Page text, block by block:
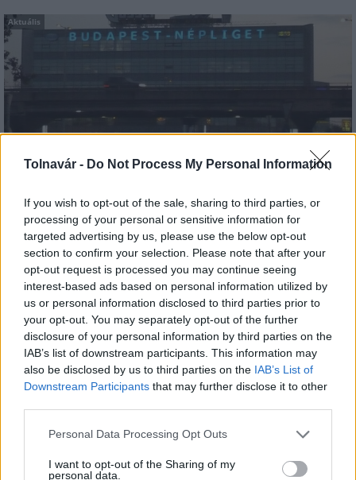
Tolnavár - Do Not Process My Personal Information
If you wish to opt-out of the sale, sharing to third parties, or
processing of your personal or sensitive information for
targeted advertising by us, please use the below opt-out
section to confirm your selection. Please note that after your
opt-out request is processed you may continue seeing
interest-based ads based on personal information utilized by
us or personal information disclosed to third parties prior to
your opt-out. You may separately opt-out of the further
disclosure of your personal information by third parties on the
IAB’s list of downstream participants. This information may
also be disclosed by us to third parties on the IAB’s List of
Downstream Participants that may further disclose it to other
Please note that this website/app uses one or more Google
not limited to your visit or usage behaviour. You may click to
Personal Data Processing Opt Outs
I want to opt-out of the Sharing of my
personal data.
Aktuális
Új ePapír segíti az utasokat a szekszárdi autóbusz-
állomáson
MAGYAR ÉPÍTŐK
Mi épül?